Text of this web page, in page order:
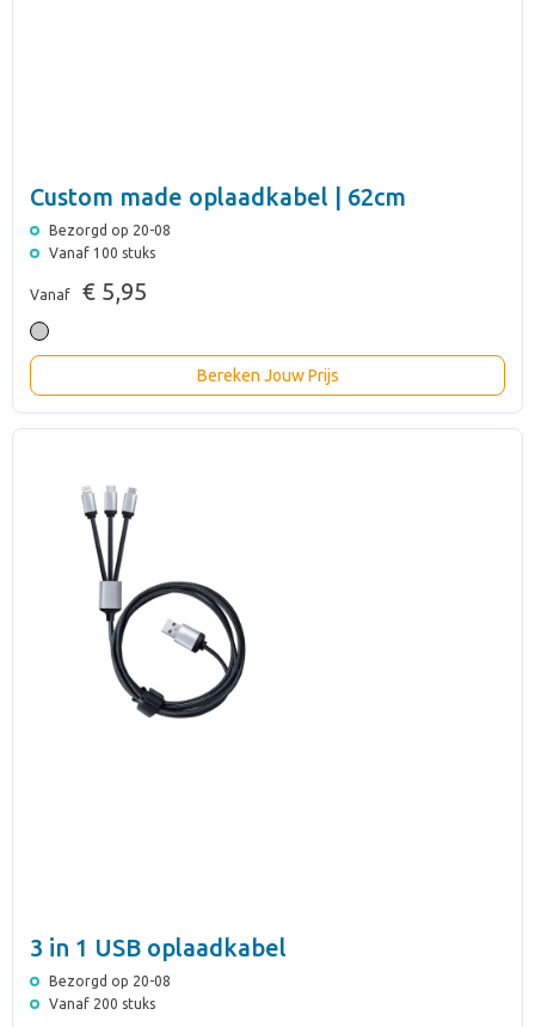
Custom made oplaadkabel | 62cm
Bezorgd op 20-08
Vanaf 100 stuks
Vanaf € 5,95
Bereken Jouw Prijs
3 in 1 USB oplaadkabel
Bezorgd op 20-08
Vanaf 200 stuks